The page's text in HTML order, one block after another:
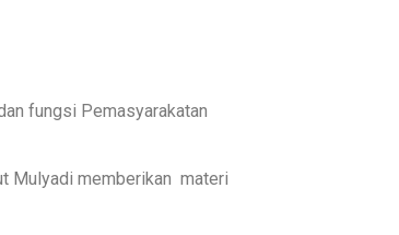
fungsi Pemasyarakatan
Mulyadi memberikan materi